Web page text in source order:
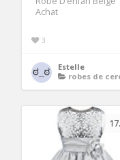
Achat
3
Estelle
robes de ceremonie